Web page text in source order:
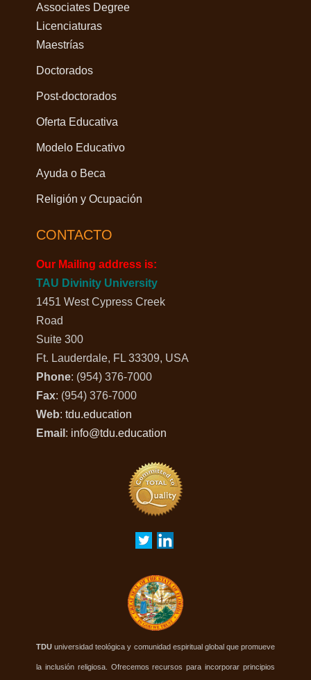
Associates Degree
Licenciaturas
Maestrías
Doctorados
Post-doctorados
Oferta Educativa
Modelo Educativo
Ayuda o Beca
Religión y Ocupación
CONTACTO
Our Mailing address is:
TAU Divinity University
1451 West Cypress Creek
Road
Suite 300
Ft. Lauderdale, FL 33309, USA
Phone: (954) 376-7000
Fax: (954) 376-7000
Web:tdu.education
Email : info@tdu.education
TDUuniversidad teológica y comunidad espiritual global que promueve
la inclusión religiosa. Ofrecemos recursos para incorporar principios